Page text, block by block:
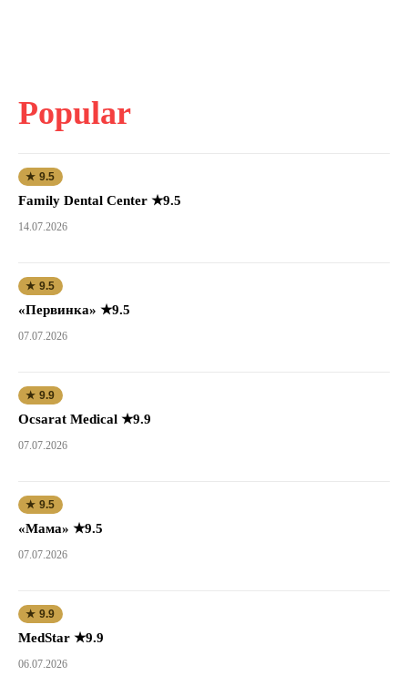
Popular
★ 9.5
Family Dental Center ★9.5
14.07.2026
★ 9.5
«Первинка» ★9.5
07.07.2026
★ 9.9
Ocsarat Medical ★9.9
07.07.2026
★ 9.5
«Мама» ★9.5
07.07.2026
★ 9.9
MedStar ★9.9
06.07.2026